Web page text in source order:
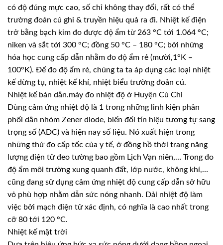
có độ đúng mực cao, số chỉ không thay đổi, rất có thể
trường đoản cú ghi & truyền hiệu quả ra đi. Nhiệt kế điện
trở bằng bạch kim đo được độ ẩm từ 263 °C tới 1.064 °C;
niken và sắt tới 300 °C; đồng 50 °C – 180 °C; bởi những
hóa học cung cấp dẫn nhằm đo độ ẩm rẻ (mười,1°K –
100°K). Để đo độ ẩm rẻ, chúng ta ta áp dụng các loại nhiệt
kế dừng tụ, nhiệt kế khí, nhiệt biểu trường đoản cú.
Nhiệt kế bán dẫn.máy đo nhiệt độ ở Huyện Củ Chi
Dùng cảm ứng nhiệt độ là 1 trong những linh kiện phân
phối dẫn nhóm Zener diode, biến đổi tín hiệu tương tự sang
trọng số (ADC) và hiện nay số liệu. Nó xuất hiện trong
những thứ đo cấp tốc của y tế, ở đồng hồ thời trang năng
lượng điện tử đeo tường bao gồm Lịch Vạn niên,… Trong đo
độ ẩm môi trường xung quanh đất, lớp nước, không khí,…
cũng đang sử dụng cảm ứng nhiệt độ cung cấp dẫn sở hữu
vỏ phù hợp nhằm dẫn sức nóng nhanh. Dải nhiệt độ làm
việc bởi mạch điện tử xác định, có nghĩa là cao nhất trong
cỡ 80 tới 120 °C.
Nhiệt kế mặt trời